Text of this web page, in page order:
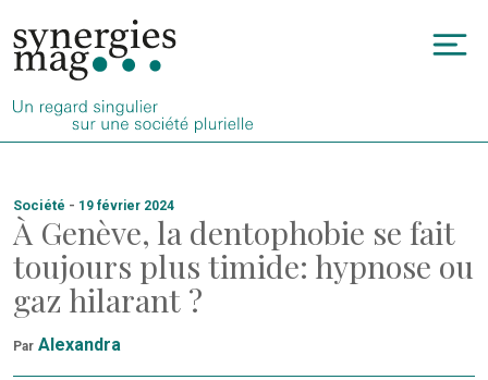
au
contenu
Société - 19 février 2024
À Genève, la dentophobie se fait
toujours plus timide: hypnose ou
gaz hilarant ?
Par Alexandra